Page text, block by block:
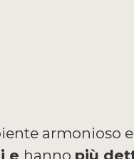
armonioso
e hanno più